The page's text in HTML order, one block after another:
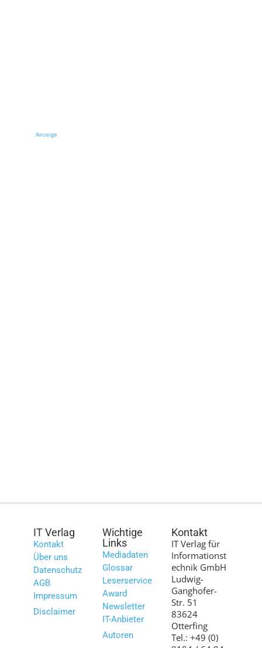
Anzeige
IT Verlag
Kontakt
Über uns
Datenschutz
AGB
Impressum
Disclaimer
Wichtige
Links
Mediadaten
Glossar
Leserservice
Award
Newsletter
IT-Anbieter
Autoren
Kontakt
IT Verlag für
Informationst
echnik GmbH
Ludwig-
Ganghofer-
Str. 51
83624
Otterfing
Tel.: +49 (0)